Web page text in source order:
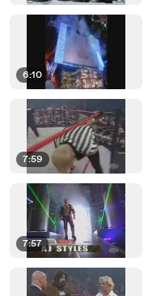
6:10
7:59
7:57